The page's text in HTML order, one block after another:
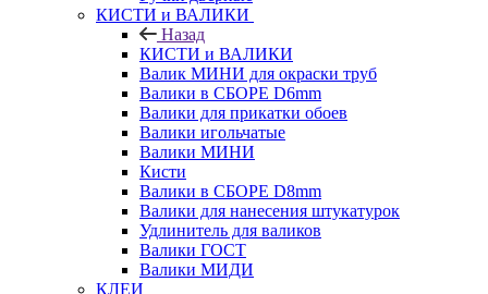
КИСТИ и ВАЛИКИ
Назад
КИСТИ и ВАЛИКИ
Валик МИНИ для окраски труб
Валики в СБОРЕ D6mm
Валики для прикатки обоев
Валики игольчатые
Валики МИНИ
Кисти
Валики в СБОРЕ D8mm
Валики для нанесения штукатурок
Удлинитель для валиков
Валики ГОСТ
Валики МИДИ
КЛЕИ